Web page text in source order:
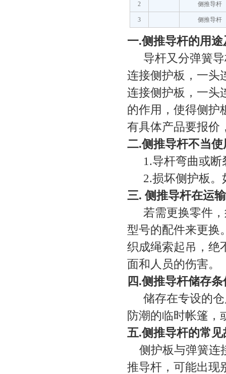
2 侧推导杆
3 侧推导杆
一.侧推导杆的用途
导杆又分弹簧
连接侧护板，一头
连接侧护板，一头
的作用，使得侧护
有具体产品要报价
二.侧推导杆不当使
1.导杆弯曲或断
2.损坏侧护板。
三. 侧推导杆在运
若需更换零件
型号的配件来更换
织成绳索起吊，绝
面和人员的伤害。
四.侧推导杆储存条
储存在专设的
防潮的临时帐篷，
五.侧推导杆的常见
侧护板与弹簧连
推导杆，可能出现